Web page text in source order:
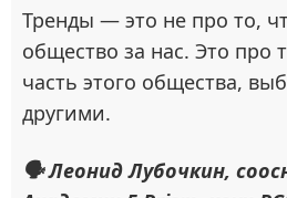
Тренды — это не про то,
общество за нас. Это про
часть этого общества,
другими.
🗣 Леонид Лубочкин,